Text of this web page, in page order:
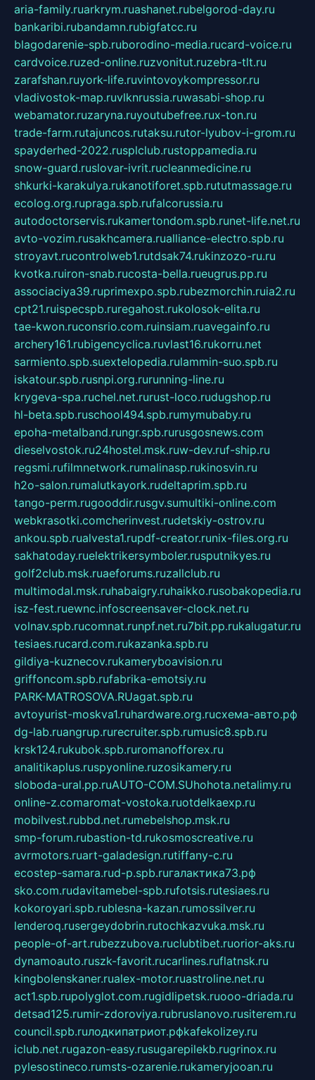
aria-family.ruarkrym.ruashanet.rubelgorod-day.ru
bankaribi.rubandamn.rubigfatcc.ru
blagodarenie-spb.ruborodino-media.rucard-voice.ru
cardvoice.ruzed-online.ruzvonitut.ruzebra-tlt.ru
zarafshan.ruyork-life.ruvintovoykompressor.ru
vladivostok-map.ruvlknrussia.ruwasabi-shop.ru
webamator.ruzaryna.ruyoutubefree.rux-ton.ru
trade-farm.rutajuncos.rutaksu.rutor-lyubov-i-grom.ru
spayderhed-2022.rusplclub.rustoppamedia.ru
snow-guard.ruslovar-ivrit.rucleanmedicine.ru
shkurki-karakulya.rukanotiforet.spb.rututmassage.ru
ecolog.org.rupraga.spb.rufalcorussia.ru
autodoctorservis.rukamertondom.spb.runet-life.net.ru
avto-vozim.rusakhcamera.rualliance-electro.spb.ru
stroyavt.rucontrolweb1.rutdsak74.rukinzozo-ru.ru
kvotka.ruiron-snab.rucosta-bella.rueugrus.pp.ru
associaciya39.ruprimexpo.spb.rubezmorchin.ruia2.ru
cpt21.ruispecspb.ruregahost.rukolosok-elita.ru
tae-kwon.ruconsrio.com.ruinsiam.ruavegainfo.ru
archery161.rubigencyclica.ruvlast16.rukorru.net
sarmiento.spb.suextelopedia.rulammin-suo.spb.ru
iskatour.spb.rusnpi.org.rurunning-line.ru
krygeva-spa.ruchel.net.rurust-loco.rudugshop.ru
hl-beta.spb.ruschool494.spb.rumymubaby.ru
epoha-metalband.rungr.spb.rurusgosnews.com
dieselvostok.ru24hostel.msk.ruw-dev.ruf-ship.ru
regsmi.rufilmnetwork.rumalinasp.rukinosvin.ru
h2o-salon.rumalutkayork.rudeltaprim.spb.ru
tango-perm.rugooddir.rusgv.sumultiki-online.com
webkrasotki.comcherinvest.rudetskiy-ostrov.ru
ankou.spb.rualvesta1.rupdf-creator.runix-files.org.ru
sakhatoday.ruelektrikersymboler.rusputnikyes.ru
golf2club.msk.ruaeforums.ruzallclub.ru
multimodal.msk.ruhabaigry.ruhaikko.rusobakopedia.ru
isz-fest.ruewnc.infoscreensaver-clock.net.ru
volnav.spb.rucomnat.runpf.net.ru7bit.pp.rukalugatur.ru
tesiaes.rucard.com.rukazanka.spb.ru
gildiya-kuznecov.rukameryboavision.ru
griffoncom.spb.rufabrika-emotsiy.ru
PARK-MATROSOVA.RUagat.spb.ru
avtoyurist-moskva1.ruhardware.org.ruсхема-авто.рф
dg-lab.ruangrup.rurecruiter.spb.rumusic8.spb.ru
krsk124.rukubok.spb.ruromanofforex.ru
analitikaplus.ruspyonline.ruzosikamery.ru
sloboda-ural.pp.ruAUTO-COM.SUhohota.netalimy.ru
online-z.comaromat-vostoka.ruotdelkaexp.ru
mobilvest.rubbd.net.rumebelshop.msk.ru
smp-forum.rubastion-td.rukosmoscreative.ru
avrmotors.ruart-galadesign.rutiffany-c.ru
ecostep-samara.rud-p.spb.ruгалактика73.рф
sko.com.rudavitamebel-spb.rufotsis.rutesiaes.ru
kokoroyari.spb.rublesna-kazan.rumossilver.ru
lenderoq.rusergeydobrin.rutochkazvuka.msk.ru
people-of-art.rubezzubova.ruclubtibet.ruorior-aks.ru
dynamoauto.ruszk-favorit.rucarlines.ruflatnsk.ru
kingbolenskaner.rualex-motor.ruastroline.net.ru
act1.spb.rupolyglot.com.rugidlipetsk.ruooo-driada.ru
detsad125.rumir-zdoroviya.rubruslanovo.rusiterem.ru
council.spb.ruлодкипатриот.рфkafekolizey.ru
iclub.net.rugazon-easy.rusugarepilekb.rugrinox.ru
pylesostineco.rumsts-ozarenie.rukameryjooan.ru